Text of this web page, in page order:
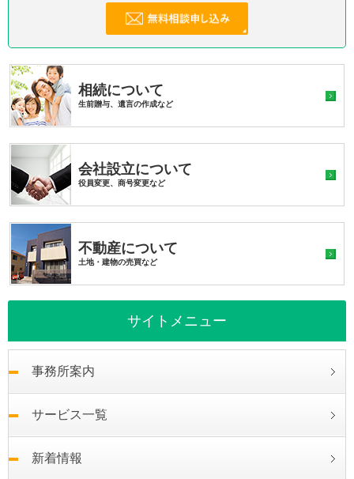
相続について
生前贈与、遺言の作成など
会社設立について
役員変更、商号変更など
不動産について
土地・建物の売買など
サイトメニュー
事務所案内
サービス一覧
新着情報